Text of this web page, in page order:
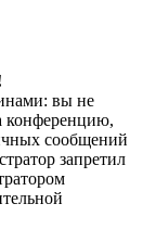
вы не
конференцию,
сообщений
запретил